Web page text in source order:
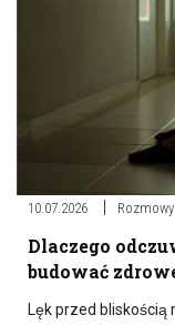
10.07.2026
Dlaczego
budować
Lęk przed